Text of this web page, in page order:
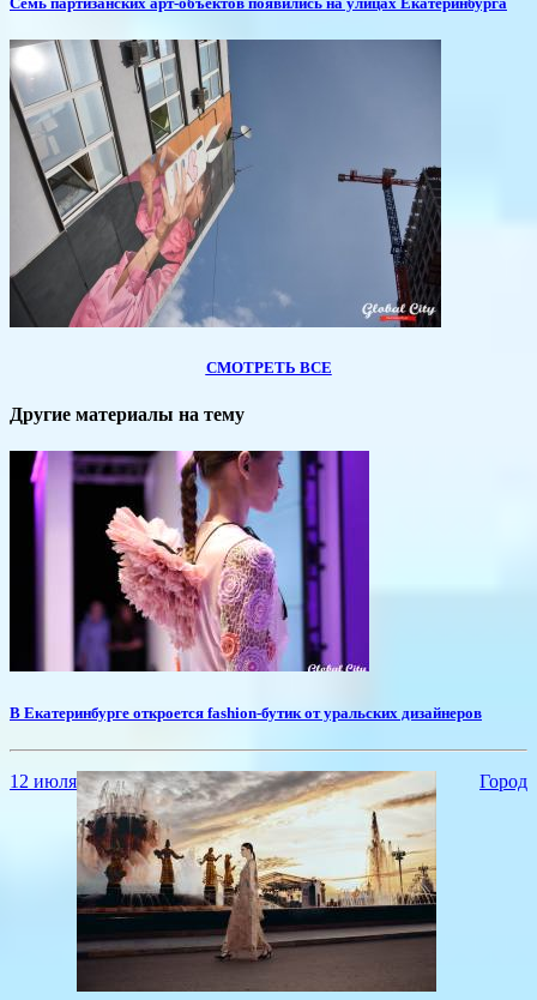
СМОТРЕТЬ ВСЕ
Другие материалы на тему
В Екатеринбурге откроется fashion-бутик от уральских дизайнеров
12 июля Город